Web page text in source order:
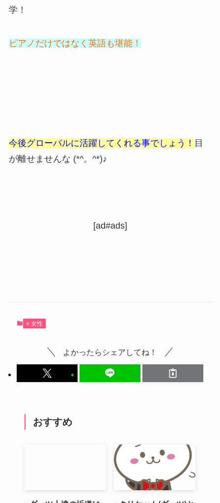
学！
ピアノだけではなく英語も堪能！
今後グローバルに活躍してくれる事でしょう！ 目
が離せませんな (*^。^*)♪
[ad#ads]
○ 女性
よかったらシェアしてね！
おすすめ